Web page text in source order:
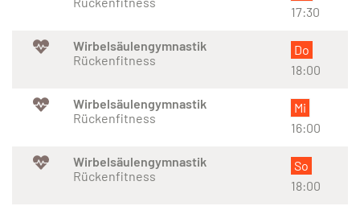
17:30
Wirbelsäulengymnastik
Rückenfitness
Do
18:00
Wirbelsäulengymnastik
Rückenfitness
Mi
16:00
Wirbelsäulengymnastik
Rückenfitness
So
18:00